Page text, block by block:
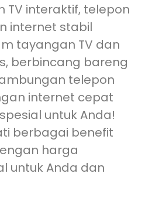
TV interaktif, telepon
internet stabil
tayangan TV dan
berbincang bareng
telepon
internet cepat
untuk Anda!
berbagai benefit
harga
untuk Anda dan